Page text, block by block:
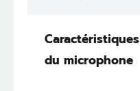
Caractéristiques
du microphone